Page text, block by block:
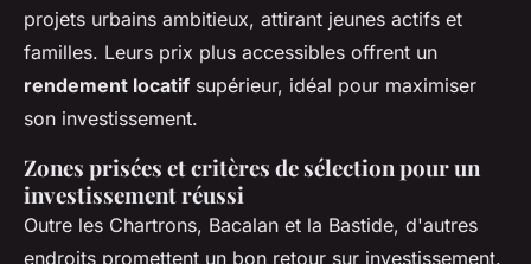
projets urbains ambitieux, attirant jeunes actifs et
familles. Leurs prix plus accessibles offrent un
rendement locatif supérieur, idéal pour maximiser
son investissement.
Zones prisées et critères de sélection pour un
investissement réussi
Outre les Chartrons, Bacalan et la Bastide, d'autres
endroits promettent un bon retour sur investissement.